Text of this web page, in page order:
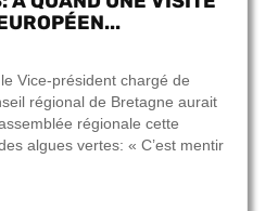
Vice-président chargé de
régional de Bretagne aurait
régionale cette
algues vertes: « C’est mentir